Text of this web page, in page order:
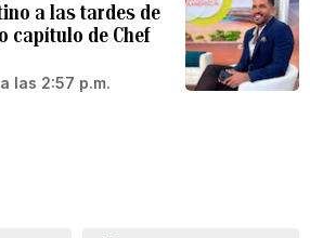
a las tardes de
capítulo de Chef
las 2:57 p.m.